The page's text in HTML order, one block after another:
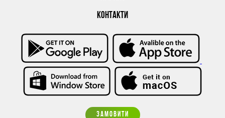
КОНТАКТИ
ЗАМОВИТИ